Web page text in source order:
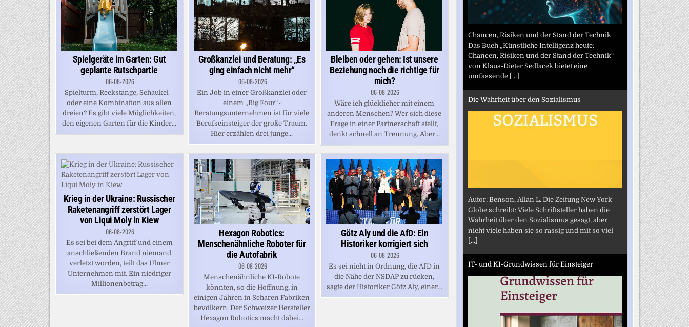
Spielgeräte im Garten: Gut
geplante Rutschpartie
06-08-2026
Spielturm, Reckstange, Schaukel –
oder eine Kombination aus allen
dreien? Es gibt viele Möglichkeiten,
den eigenen Garten für die Kinder...
Großkanzlei und Beratung: „Es
ging einfach nicht mehr“
06-08-2026
Ein Job in einer Großkanzlei oder
einem „Big Four“-
Beratungsunternehmen ist für viele
Berufseinsteiger der große Traum.
Hier erzählen drei junge...
Bleiben oder gehen: Ist unsere
Beziehung noch die richtige für
mich?
06-08-2026
Wäre ich glücklicher mit einem
anderen Menschen? Wer sich diese
Frage in einer Partnerschaft stellt,
denkt schnell an Trennung. Aber...
Krieg in der Ukraine: Russischer
Raketenangriff zerstört Lager
von Liqui Moly in Kiew
06-08-2026
Es sei bei dem Angriff und einem
anschließenden Brand niemand
verletzt worden, teilt das Ulmer
Unternehmen mit. Ein niedriger
Millionenbetrag...
Hexagon Robotics:
Menschenähnliche Roboter für
die Autofabrik
06-08-2026
Menschenähnliche KI-Robote
könnten, so die Hoffnung, in
einigen Jahren in Scharen Fabriken
bevölkern. Der Schweizer Hersteller
Hexagon Robotics macht dabei...
Götz Aly und die AfD: Ein
Historiker korrigiert sich
06-08-2026
Es sei nicht in Ordnung, die AfD in
die Nähe der NSDAP zu rücken,
sagte der Historiker Götz Aly, einer...
Chancen, Risiken und der Stand der Technik
Das Buch „Künstliche Intelligenz heute:
Chancen, Risiken und der Stand der Technik“
von Klaus-Dieter Sedlacek bietet eine
umfassende [...]
Die Wahrheit über den Sozialismus
Autor: Benson, Allan L. Die Zeitung New York
Globe schreibt: Viele Schriftsteller haben die
Wahrheit über den Sozialismus gesagt, aber
nicht viele haben sie so rassig und mit so viel
[...]
IT- und KI-Grundwissen für Einsteiger